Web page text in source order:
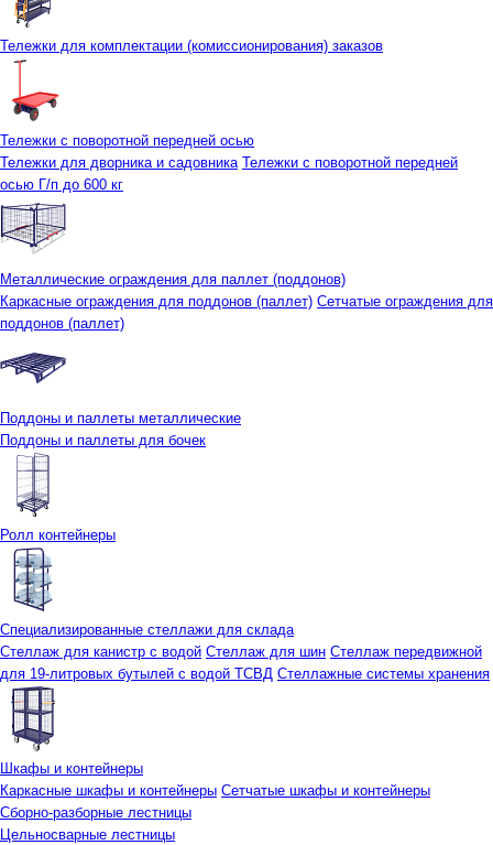
Тележки для комплектации (комиссионирования) заказов
Тележки с поворотной передней осью
Тележки для дворника и садовника Тележки с поворотной передней
осью Г/п до 600 кг
Металлические ограждения для паллет (поддонов)
Каркасные ограждения для поддонов (паллет) Сетчатые ограждения для
поддонов (паллет)
Поддоны и паллеты металлические
Поддоны и паллеты для бочек
Ролл контейнеры
Специализированные стеллажи для склада
Стеллаж для канистр с водой Стеллаж для шин Стеллаж передвижной
для 19-литровых бутылей с водой ТСВД Стеллажные системы хранения
Шкафы и контейнеры
Каркасные шкафы и контейнеры Сетчатые шкафы и контейнеры
Сборно-разборные лестницы
Цельносварные лестницы